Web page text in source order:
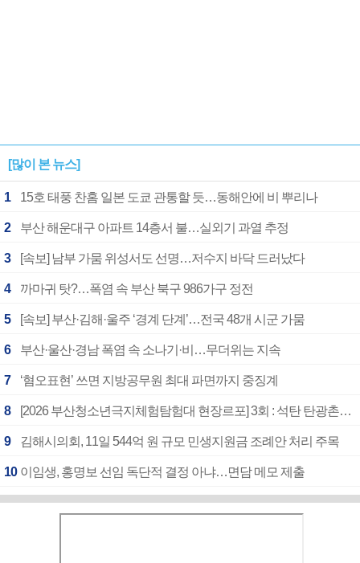
[많이 본 뉴스]
1 15호 태풍 찬홈 일본 도쿄 관통할 듯…동해안에 비 뿌리나
2 부산 해운대구 아파트 14층서 불…실외기 과열 추정
3 [속보] 남부 가뭄 위성서도 선명…저수지 바닥 드러났다
4 까마귀 탓?…폭염 속 부산 북구 986가구 정전
5 [속보] 부산·김해·울주 ‘경계 단계’…전국 48개 시군 가뭄
6 부산·울산·경남 폭염 속 소나기·비…무더위는 지속
7 ‘혐오표현’ 쓰면 지방공무원 최대 파면까지 중징계
8 [2026 부산청소년극지체험탐험대 현장르포] 3회 : 석탄 탄광촌에서 북극 연구의 중심지로
9 김해시의회, 11일 544억 원 규모 민생지원금 조례안 처리 주목
10 이임생, 홍명보 선임 독단적 결정 아냐…면담 메모 제출